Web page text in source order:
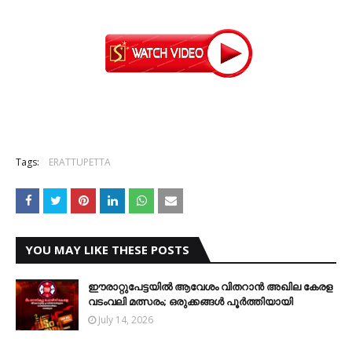
Tags: ERATTUPETTA
YOU MAY LIKE THESE POSTS
ഈരാറ്റുപേട്ടയിൽ ആവേശം വിതറാൻ അഖില കേരള
വടംവലി മത്സരം; ഒരുക്കങ്ങൾ പൂർത്തിയായി
July 14, 2026